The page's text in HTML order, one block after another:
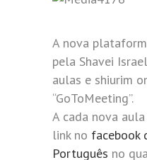
A nova
pela Shavei
aulas e shiurim
“GoToMeeting”.
A cada nova
link no facebook
Português no